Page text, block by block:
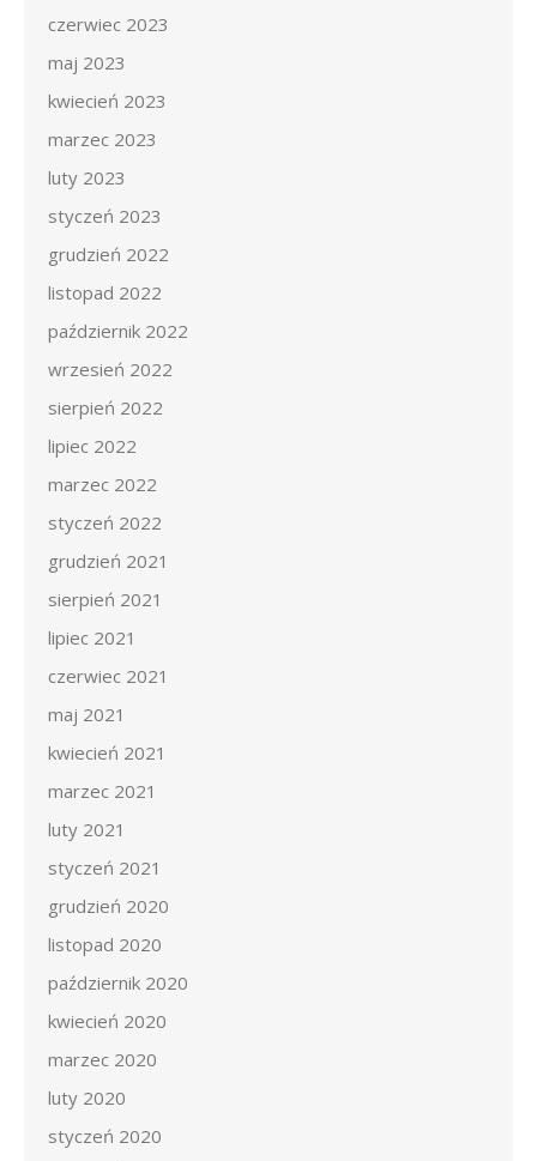
czerwiec 2023
maj 2023
kwiecień 2023
marzec 2023
luty 2023
styczeń 2023
grudzień 2022
listopad 2022
październik 2022
wrzesień 2022
sierpień 2022
lipiec 2022
marzec 2022
styczeń 2022
grudzień 2021
sierpień 2021
lipiec 2021
czerwiec 2021
maj 2021
kwiecień 2021
marzec 2021
luty 2021
styczeń 2021
grudzień 2020
listopad 2020
październik 2020
kwiecień 2020
marzec 2020
luty 2020
styczeń 2020